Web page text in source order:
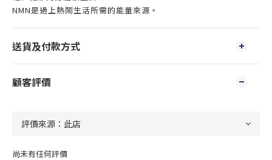
NMN是過上熱鬧生活所需的能量來源。
送貨及付款方式
顧客評價
尚未有任何評價